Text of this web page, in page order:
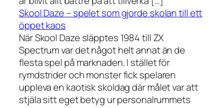
Skool Daze – spelet som gjorde skolan till ett
öppet kaos
När Skool Daze släpptes 1984 till ZX
Spectrum var det något helt annat än de
flesta spel på marknaden. I stället för
rymdstrider och monster fick spelaren
uppleva en kaotisk skoldag där målet var att
stjäla sitt eget betyg ur personalrummets